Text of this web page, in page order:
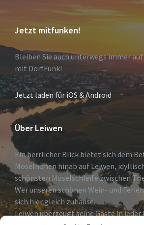
Jetzt mitfunken!
Bleiben Sie auch unterwegs immer
mit DorfFunk!
Jetzt laden für iOS & Android
Über Leiwen
Ein herrlicher Blick bietet sich dem
Moselhöhen hinab auf Leiwen,
schönsten Moselschleife zwischen
Wer unseren schönen Wein- und
sich hier gleich zuhause.
Leiwen überzeugt seine Gäste in jeder